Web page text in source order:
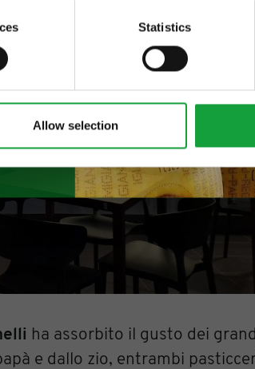
Statistics
Allow selection
ha assorbito il gusto dei
e dallo zio, entrambi